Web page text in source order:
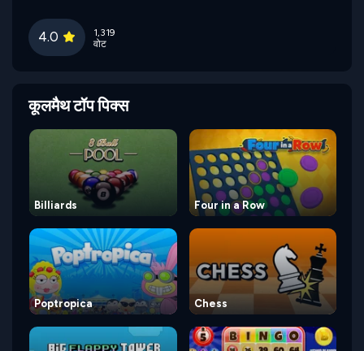
4.0
1,319
वोट
कूलमैथ टॉप पिक्स
Billiards Four in a Row
Poptropica Chess